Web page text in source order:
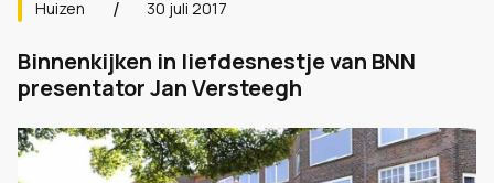
Huizen 30 juli 2017
Binnenkijken in liefdesnestje van BNN
presentator Jan Versteegh